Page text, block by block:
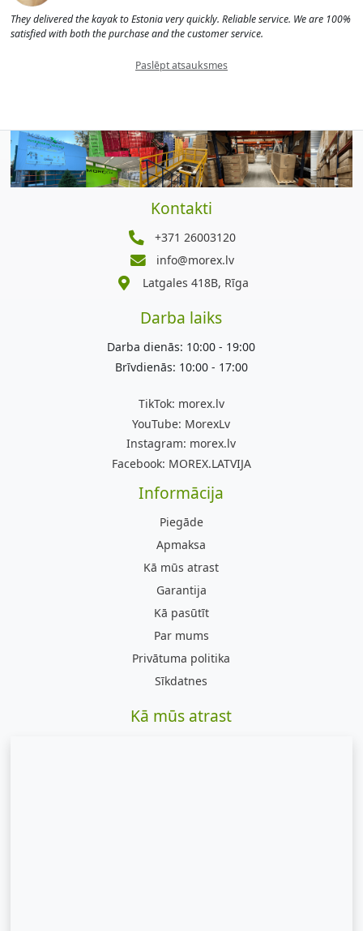
They delivered the kayak to Estonia very quickly. Reliable service. We are 100%
satisfied with both the purchase and the customer service.
Paslēpt atsauksmes
Kontakti
+371 26003120
info@morex.lv
Latgales 418B, Rīga
Darba laiks
Darba dienās: 10:00 - 19:00
Brīvdienās: 10:00 - 17:00
TikTok: morex.lv
YouTube: MorexLv
Instagram: morex.lv
Facebook: MOREX.LATVIJA
Informācija
Piegāde
Apmaksa
Kā mūs atrast
Garantija
Kā pasūtīt
Par mums
Privātuma politika
Sīkdatnes
Kā mūs atrast